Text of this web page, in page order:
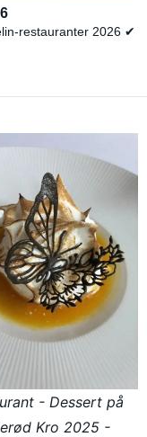
restauranter 2026 ✔
- Dessert på
Kro 2025 -